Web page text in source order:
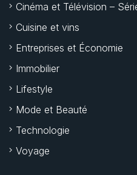
Cinéma et Télévision –
Cuisine et vins
Entreprises et Économie
Immobilier
Lifestyle
Mode et Beauté
Technologie
Voyage